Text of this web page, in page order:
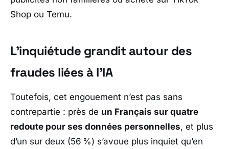
Shop ou Temu.
L’inquiétude grandit autour des
fraudes liées à l’IA
Toutefois, cet engouement n’est pas sans
contrepartie : près de un Français sur quatre
redoute pour ses données personnelles, et plus
d’un sur deux (56 %) s’avoue plus inquiet qu’en